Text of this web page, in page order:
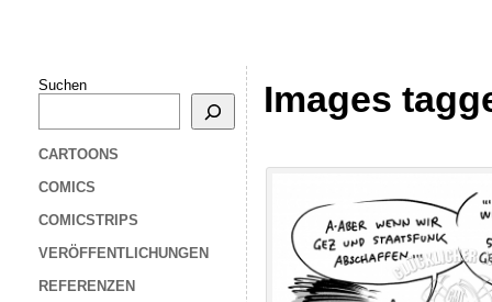
Suchen
CARTOONS
COMICS
COMICSTRIPS
VERÖFFENTLICHUNGEN
REFERENZEN
Images